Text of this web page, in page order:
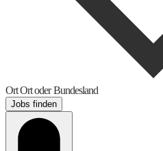
OrtOrt oder Bundesland
Jobs finden